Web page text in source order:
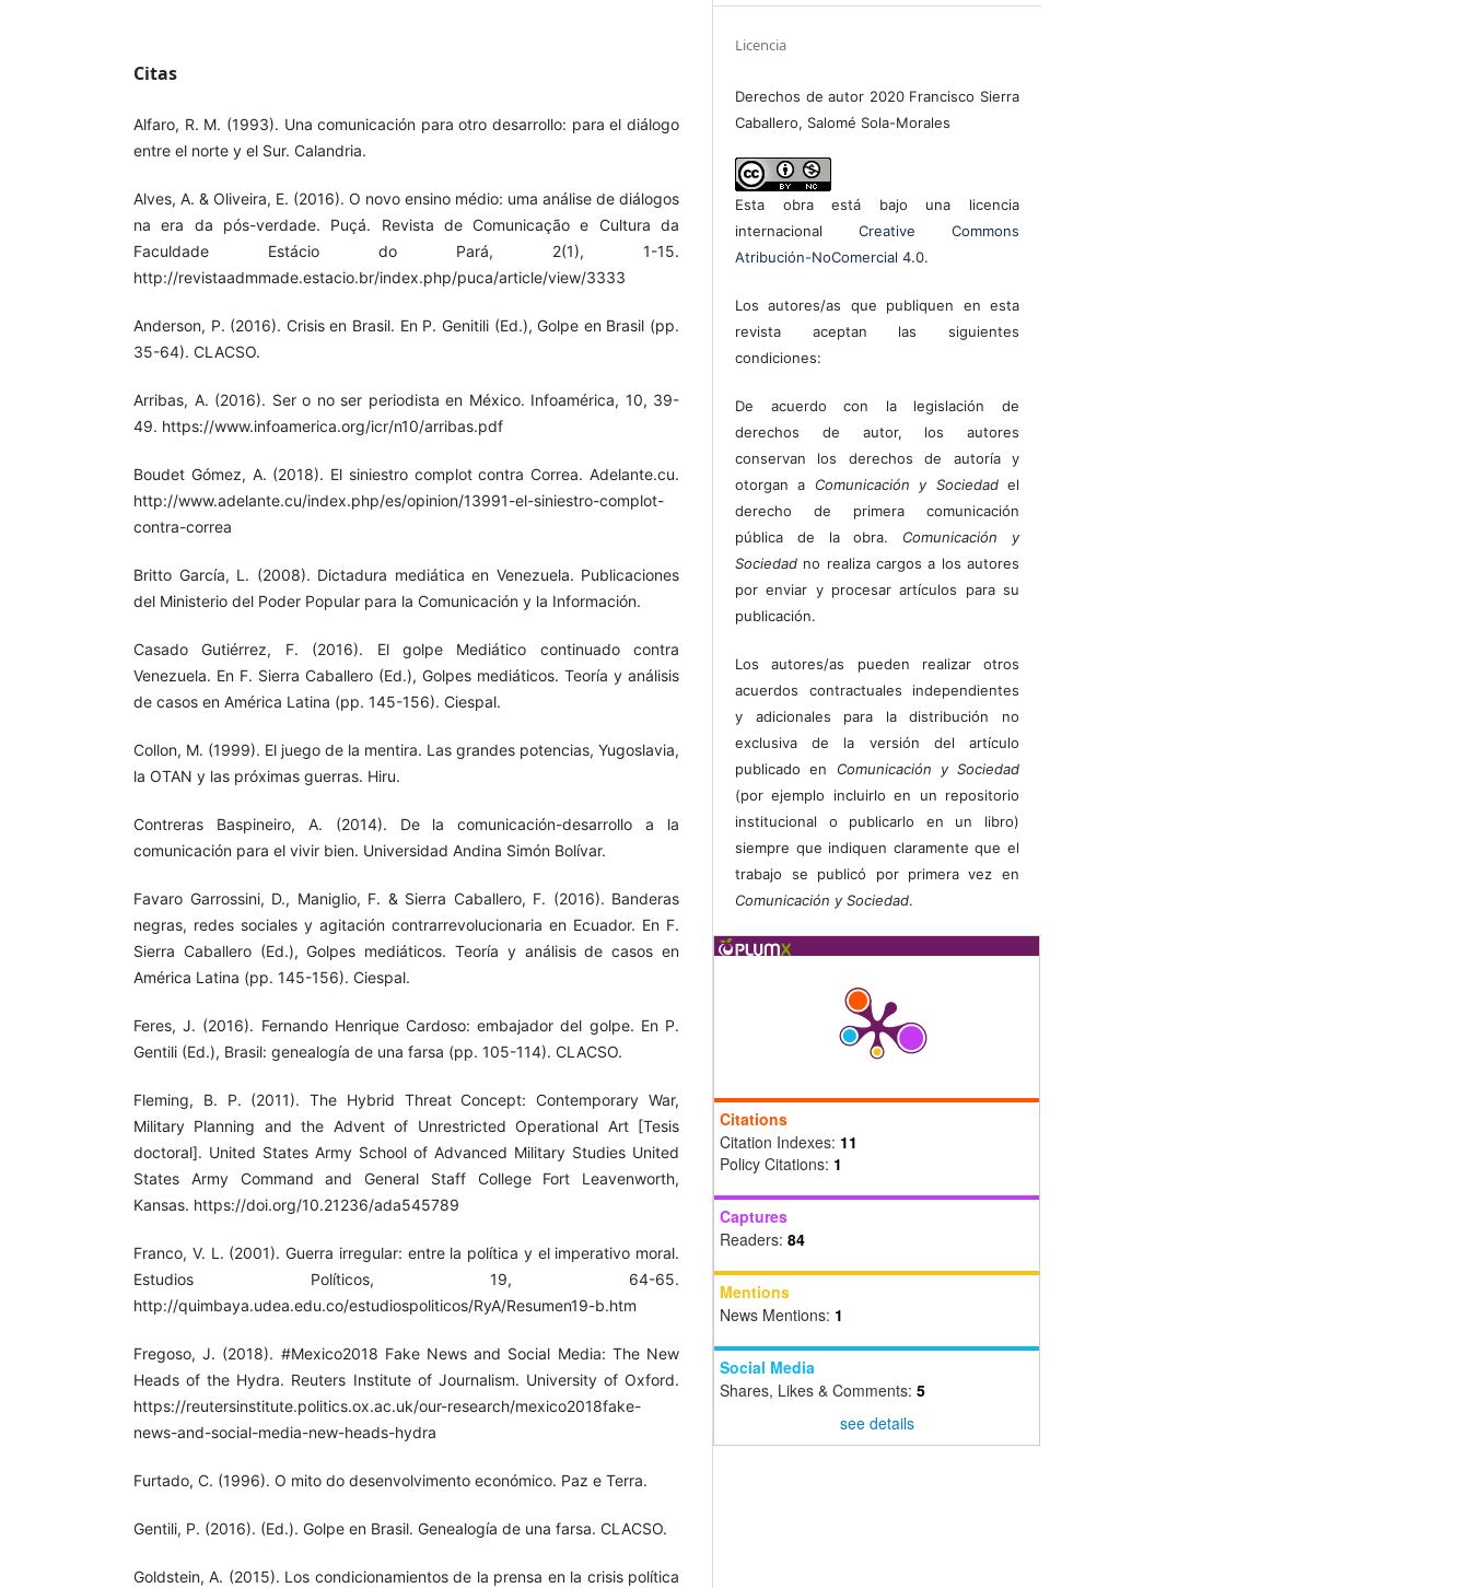
Citas
Alfaro, R. M. (1993). Una comunicación para otro desarrollo: para el diálogo
entre el norte y el Sur. Calandria.
Alves, A. & Oliveira, E. (2016). O novo ensino médio: uma análise de diálogos
na era da pós-verdade. Puçá. Revista de Comunicação e Cultura da
Faculdade Estácio do Pará, 2(1), 1-15.
http://revistaadmmade.estacio.br/index.php/puca/article/view/3333
Anderson, P. (2016). Crisis en Brasil. En P. Genitili (Ed.), Golpe en Brasil (pp.
35-64). CLACSO.
Arribas, A. (2016). Ser o no ser periodista en México. Infoamérica, 10, 39-
49. https://www.infoamerica.org/icr/n10/arribas.pdf
Boudet Gómez, A. (2018). El siniestro complot contra Correa. Adelante.cu.
http://www.adelante.cu/index.php/es/opinion/13991-el-siniestro-complot-
contra-correa
Britto García, L. (2008). Dictadura mediática en Venezuela. Publicaciones
del Ministerio del Poder Popular para la Comunicación y la Información.
Casado Gutiérrez, F. (2016). El golpe Mediático continuado contra
Venezuela. En F. Sierra Caballero (Ed.), Golpes mediáticos. Teoría y análisis
de casos en América Latina (pp. 145-156). Ciespal.
Collon, M. (1999). El juego de la mentira. Las grandes potencias, Yugoslavia,
la OTAN y las próximas guerras. Hiru.
Contreras Baspineiro, A. (2014). De la comunicación-desarrollo a la
comunicación para el vivir bien. Universidad Andina Simón Bolívar.
Favaro Garrossini, D., Maniglio, F. & Sierra Caballero, F. (2016). Banderas
negras, redes sociales y agitación contrarrevolucionaria en Ecuador. En F.
Sierra Caballero (Ed.), Golpes mediáticos. Teoría y análisis de casos en
América Latina (pp. 145-156). Ciespal.
Feres, J. (2016). Fernando Henrique Cardoso: embajador del golpe. En P.
Gentili (Ed.), Brasil: genealogía de una farsa (pp. 105-114). CLACSO.
Fleming, B. P. (2011). The Hybrid Threat Concept: Contemporary War,
Military Planning and the Advent of Unrestricted Operational Art [Tesis
doctoral]. United States Army School of Advanced Military Studies United
States Army Command and General Staff College Fort Leavenworth,
Kansas. https://doi.org/10.21236/ada545789
Franco, V. L. (2001). Guerra irregular: entre la política y el imperativo moral.
Estudios Políticos, 19, 64-65.
http://quimbaya.udea.edu.co/estudiospoliticos/RyA/Resumen19-b.htm
Fregoso, J. (2018). #Mexico2018 Fake News and Social Media: The New
Heads of the Hydra. Reuters Institute of Journalism. University of Oxford.
https://reutersinstitute.politics.ox.ac.uk/our-research/mexico2018fake-
news-and-social-media-new-heads-hydra
Furtado, C. (1996). O mito do desenvolvimento económico. Paz e Terra.
Gentili, P. (2016). (Ed.). Golpe en Brasil. Genealogía de una farsa. CLACSO.
Goldstein, A. (2015). Los condicionamientos de la prensa en la crisis política
Licencia
Derechos de autor 2020 Francisco Sierra
Caballero, Salomé Sola-Morales
Esta obra está bajo una licencia
internacional Creative Commons
Atribución-NoComercial 4.0.
Los autores/as que publiquen en esta
revista aceptan las siguientes
condiciones:
De acuerdo con la legislación de
derechos de autor, los autores
conservan los derechos de autoría y
otorgan a Comunicación y Sociedadel
derecho de primera comunicación
pública de la obra. Comunicación y
Sociedad no realiza cargos a los autores
por enviar y procesar artículos para su
publicación.
Los autores/as pueden realizar otros
acuerdos contractuales independientes
y adicionales para la distribución no
exclusiva de la versión del artículo
publicado en Comunicación y Sociedad
(por ejemplo incluirlo en un repositorio
institucional o publicarlo en un libro)
siempre que indiquen claramente que el
trabajo se publicó por primera vez en
Comunicación y Sociedad.
Citations
Citation Indexes: 11
Policy Citations: 1
Captures
Readers: 84
Mentions
News Mentions: 1
Social Media
Shares, Likes & Comments: 5
see details